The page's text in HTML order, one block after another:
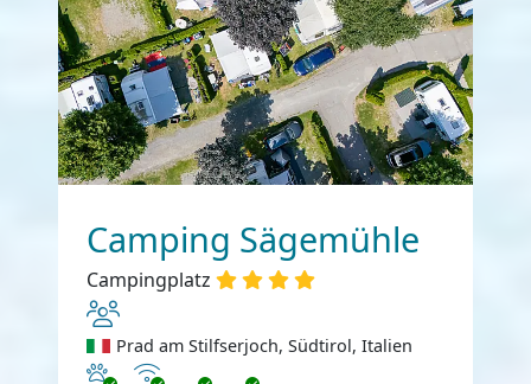
Camping Sägemühle
Campingplatz
Prad am Stilfserjoch, Südtirol, Italien
Haustiere erlaubt
Internet